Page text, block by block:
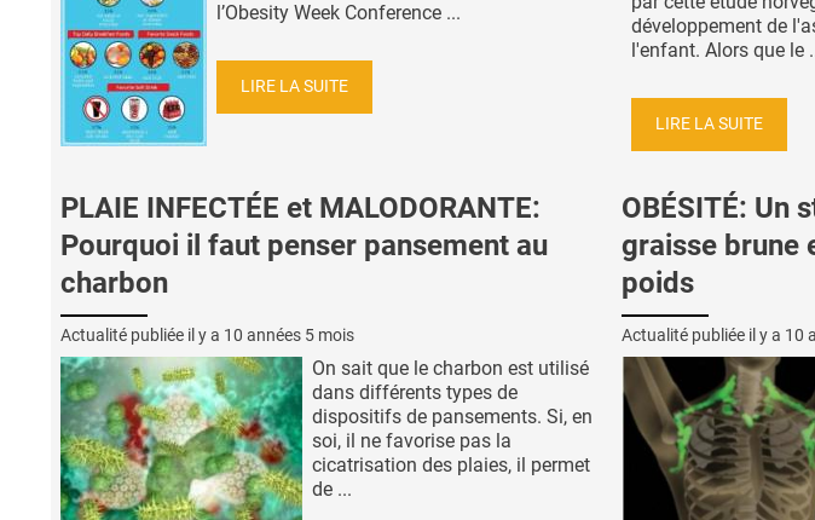
l’Obesity Week Conference ...
LIRE LA SUITE
développement de
l'enfant. Alors que le
LIRE LA SUITE
PLAIE INFECTÉE et MALODORANTE:
Pourquoi il faut penser pansement au
charbon
Actualité publiée il y a 10 années 5 mois
On sait que le charbon est utilisé
dans différents types de
dispositifs de pansements. Si, en
soi, il ne favorise pas la
cicatrisation des plaies, il permet
de ...
OBÉSITÉ: Un
graisse brune
poids
Actualité publiée il y a 10